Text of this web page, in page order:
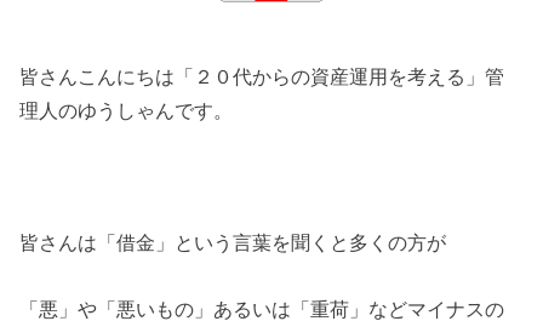
皆さんこんにちは「２０代からの資産運用を考える」管
理人のゆうしゃんです。
皆さんは「借金」という言葉を聞くと多くの方が
「悪」や「悪いもの」あるいは「重荷」などマイナスの